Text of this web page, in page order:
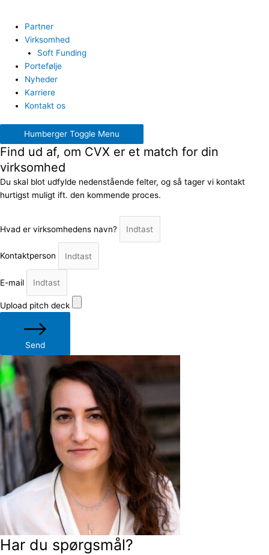
Partner
Virksomhed
Soft Funding
Portefølje
Nyheder
Karriere
Kontakt os
Humberger Toggle Menu
Find ud af, om CVX er et match for din
virksomhed
Du skal blot udfylde nedenstående felter, og så tager vi kontakt
hurtigst muligt ift. den kommende proces.
Hvad er virksomhedens navn?
Kontaktperson
E-mail
Upload pitch deck
Send
Har du spørgsmål?